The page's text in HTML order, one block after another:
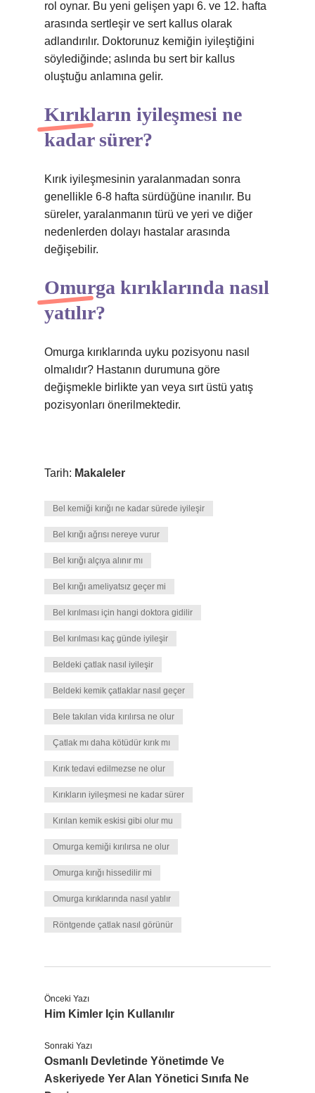
rol oynar. Bu yeni gelişen yapı 6. ve 12. hafta
arasında sertleşir ve sert kallus olarak
adlandırılır. Doktorunuz kemiğin iyileştiğini
söylediğinde; aslında bu sert bir kallus
oluştuğu anlamına gelir.
Kırıkların iyileşmesi ne
kadar sürer?
Kırık iyileşmesinin yaralanmadan sonra
genellikle 6-8 hafta sürdüğüne inanılır. Bu
süreler, yaralanmanın türü ve yeri ve diğer
nedenlerden dolayı hastalar arasında
değişebilir.
Omurga kırıklarında nasıl
yatılır?
Omurga kırıklarında uyku pozisyonu nasıl
olmalıdır? Hastanın durumuna göre
değişmekle birlikte yan veya sırt üstü yatış
pozisyonları önerilmektedir.
Tarih: Makaleler
Bel kemiği kırığı ne kadar sürede iyileşir
Bel kırığı ağrısı nereye vurur
Bel kırığı alçıya alınır mı
Bel kırığı ameliyatsız geçer mi
Bel kırılması için hangi doktora gidilir
Bel kırılması kaç günde iyileşir
Beldeki çatlak nasıl iyileşir
Beldeki kemik çatlaklar nasıl geçer
Bele takılan vida kırılırsa ne olur
Çatlak mı daha kötüdür kırık mı
Kırık tedavi edilmezse ne olur
Kırıkların iyileşmesi ne kadar sürer
Kırılan kemik eskisi gibi olur mu
Omurga kemiği kırılırsa ne olur
Omurga kırığı hissedilir mi
Omurga kırıklarında nasıl yatılır
Röntgende çatlak nasıl görünür
Önceki Yazı
Him Kimler Için Kullanılır
Sonraki Yazı
Osmanlı Devletinde Yönetimde Ve
Askeriyede Yer Alan Yönetici Sınıfa Ne